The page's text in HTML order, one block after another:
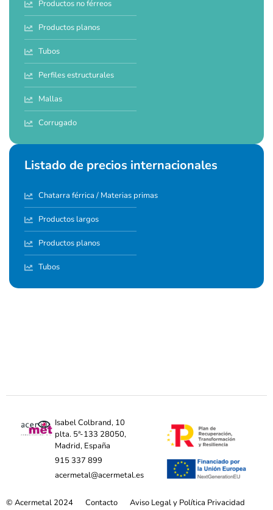
Productos no férreos
Productos planos
Tubos
Perfiles estructurales
Mallas
Corrugado
Listado de precios internacionales
Chatarra férrica / Materias primas
Productos largos
Productos planos
Tubos
Isabel Colbrand, 10
plta. 5ª-133 28050,
Madrid, España
915 337 899
acermetal@acermetal.es
© Acermetal 2024 Contacto
Aviso Legal y Política Privacidad